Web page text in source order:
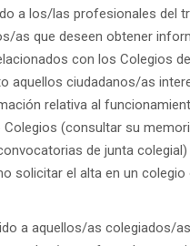
a los/las profesionales del
as que deseen obtener
con los Colegios
aquellos ciudadanos/as
relativa al
Colegios (consultar su
de junta
solicitar el alta en un
a aquellos/as colegiados/